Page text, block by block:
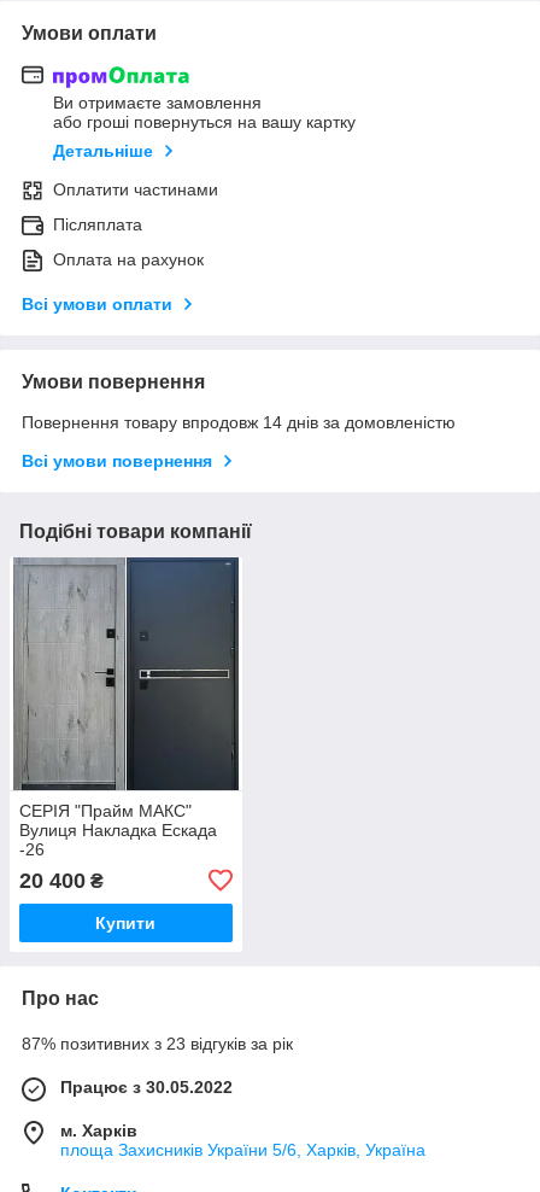
Умови оплати
Ви отримаєте замовлення
або гроші повернуться на вашу картку
Детальніше
Оплатити частинами
Післяплата
Оплата на рахунок
Всі умови оплати
Умови повернення
Повернення товару впродовж 14 днів за домовленістю
Всі умови повернення
Подібні товари компанії
СЕРІЯ "Прайм МАКС"
Вулиця Накладка Ескада
-26
20 400 ₴
Купити
Про нас
87% позитивних з 23 відгуків за рік
Працює з 30.05.2022
м. Харків
площа Захисників України 5/6, Харків, Україна